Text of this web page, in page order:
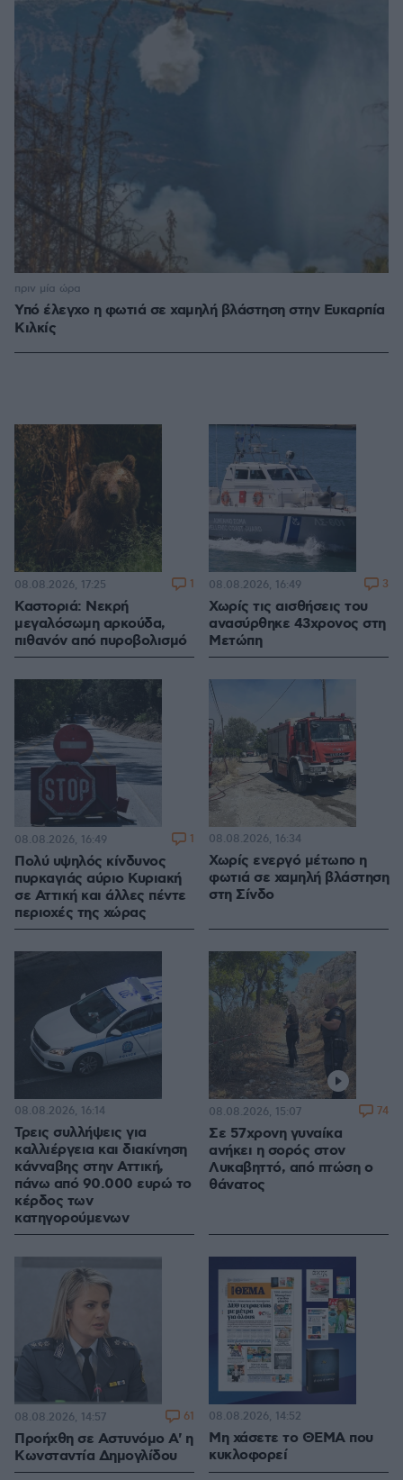
Υπό έλεγχο η φωτιά σε χαμηλή βλάστηση στην Ευκαρπία
Κιλκίς
πριν μία ώρα
Καστοριά: Νεκρή
μεγαλόσωμη αρκούδα,
πιθανόν από πυροβολισμό
08.08.2026, 17:25 1
Χωρίς τις αισθήσεις του
ανασύρθηκε 43χρονος στη
Μετώπη
08.08.2026, 16:49 3
Πολύ υψηλός κίνδυνος
πυρκαγιάς αύριο Κυριακή
σε Αττική και άλλες πέντε
περιοχές της χώρας
08.08.2026, 16:49 1
Χωρίς ενεργό μέτωπο η
φωτιά σε χαμηλή βλάστηση
στη Σίνδο
08.08.2026, 16:34
Τρεις συλλήψεις για
καλλιέργεια και διακίνηση
κάνναβης στην Αττική,
πάνω από 90.000 ευρώ το
κέρδος των
κατηγορούμενων
08.08.2026, 16:14
Σε 57χρονη γυναίκα
ανήκει η σορός στον
Λυκαβηττό, από πτώση ο
θάνατος
08.08.2026, 15:07 74
Προήχθη σε Αστυνόμο Α' η
Κωνσταντία Δημογλίδου
08.08.2026, 14:57 61
Μη χάσετε το ΘΕΜΑ που
κυκλοφορεί
08.08.2026, 14:52